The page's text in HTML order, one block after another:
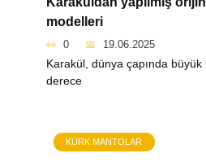
modelleri
0 19.06.2025
Karakül, dünya çapında
derece
KÜRK MANTOLAR